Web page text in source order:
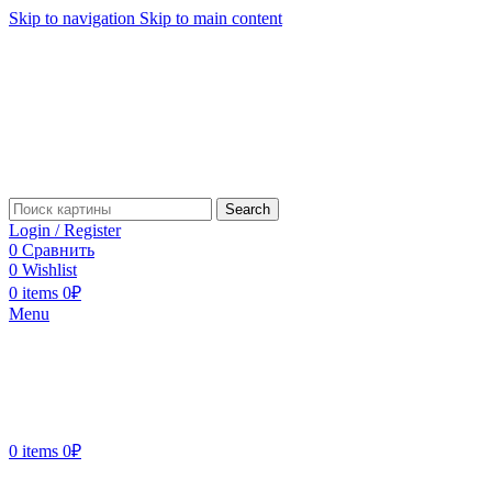
Skip to navigation Skip to main content
Search
Login / Register
0 Сравнить
0 Wishlist
0 items 0₽
Menu
0 items 0₽